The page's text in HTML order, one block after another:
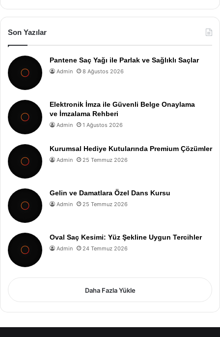
Son Yazılar
Pantene Saç Yağı ile Parlak ve Sağlıklı Saçlar
Admin 8 Ağustos 2026
Elektronik İmza ile Güvenli Belge Onaylama
ve İmzalama Rehberi
Admin 1 Ağustos 2026
Kurumsal Hediye Kutularında Premium Çözümler
Admin 25 Temmuz 2026
Gelin ve Damatlara Özel Dans Kursu
Admin 25 Temmuz 2026
Oval Saç Kesimi: Yüz Şekline Uygun Tercihler
Admin 24 Temmuz 2026
Daha Fazla Yükle